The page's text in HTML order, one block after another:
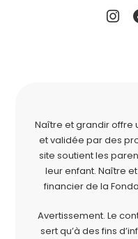
Naître et grandir offre
et validée par des
site soutient les
leur enfant. Naître
financier de la
Avertissement. Le
sert qu’à des fins